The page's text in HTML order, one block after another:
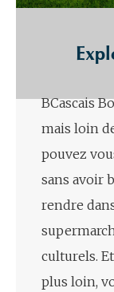
BCascais
mais loin
pouvez
sans avoir
rendre
culturels.
plus loin,